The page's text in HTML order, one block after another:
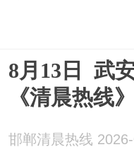
8月13日 武
《清晨热线
邯郸清晨热线